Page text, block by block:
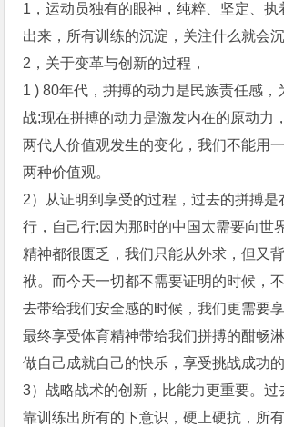
1，运动员独有的眼神，纯粹、坚定、执
出来，所有训练的沉淀，关注什么就会
2，关于变革与创新的过程，
1 ) 80年代，拼搏的动力是民族责任感，
战;现在拼搏的动力是激发内在的原动力
两代人价值观发生的变化，我们不能用
两种价值观。
2）从证明到享受的过程，过去的拼搏是
行，自己行;因为那时的中国太需要向世
精神都很匮乏，我们只能从外求，但又
袱。而今天一切都不需要证明的时候，
去带给我们安全感的时候，我们更需要
最终享受体育精神带给我们拼搏的酣畅
做自己成就自己的快乐，享受挑战成功的
3）战略战术的创新，比能力更重要。过
靠训练出所有的下意识，硬上硬抗，所